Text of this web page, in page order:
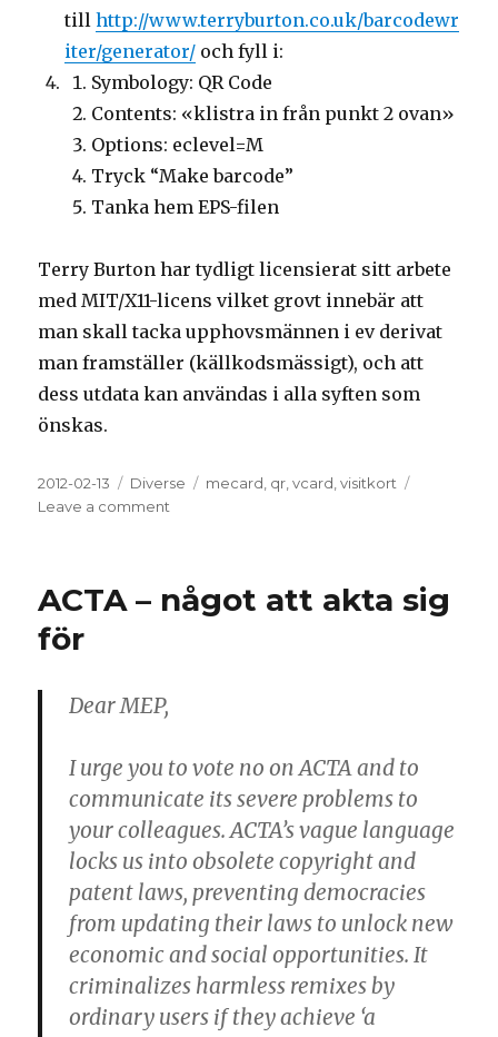
tillhttp://www.terryburton.co.uk/barcodewr
iter/generator/ och fyll i:
Symbology: QR Code
Contents: «klistra in från punkt 2 ovan»
Options: eclevel=M
Tryck “Make barcode”
Tanka hem EPS-filen
Terry Burton har tydligt licensierat sitt arbete
med MIT/X11-licens vilket grovt innebär att
man skall tacka upphovsmännen i ev derivat
man framställer (källkodsmässigt), och att
dess utdata kan användas i alla syften som
önskas.
Posted
on
2012-02-13 Categories
Diverse Tags
mecard qr ,vcard ,visitkort
Leave a comment
visitkortet
ACTA – något att akta sig
för
Dear MEP,
I urge you to vote no on ACTA and to
communicate its severe problems to
your colleagues. ACTA’s vague language
locks us into obsolete copyright and
patent laws, preventing democracies
from updating their laws to unlock new
economic and social opportunities. It
criminalizes harmless remixes by
ordinary users if they achieve ‘a